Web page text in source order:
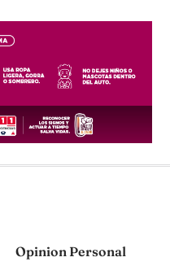
Opinion Personal